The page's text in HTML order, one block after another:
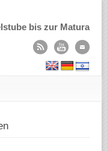
bis zur Matura